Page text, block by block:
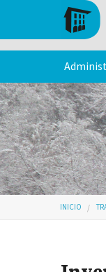
Pasar al contenido
INICIO